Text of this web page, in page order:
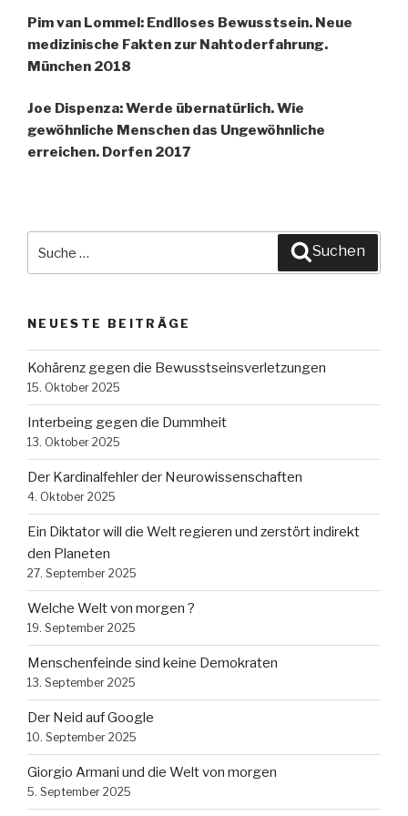
Pim van Lommel: Endlloses Bewusstsein. Neue
medizinische Fakten zur Nahtoderfahrung.
München 2018
Joe Dispenza: Werde übernatürlich. Wie
gewöhnliche Menschen das Ungewöhnliche
erreichen. Dorfen 2017
Suchen
NEUESTE BEITRÄGE
Kohärenz gegen die Bewusstseinsverletzungen
15. Oktober 2025
Interbeing gegen die Dummheit
13. Oktober 2025
Der Kardinalfehler der Neurowissenschaften
4. Oktober 2025
Ein Diktator will die Welt regieren und zerstört indirekt
den Planeten
27. September 2025
Welche Welt von morgen ?
19. September 2025
Menschenfeinde sind keine Demokraten
13. September 2025
Der Neid auf Google
10. September 2025
Giorgio Armani und die Welt von morgen
5. September 2025